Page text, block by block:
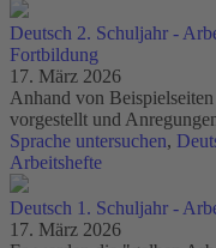
Deutsch 2. Schuljahr -
Fortbildung
17. März 2026
Anhand von
vorgestellt und
Sprache untersuchen,
Arbeitshefte
Deutsch 1. Schuljahr -
17. März 2026